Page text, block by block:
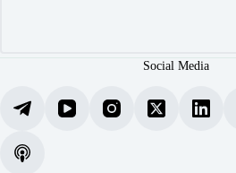
Social Media